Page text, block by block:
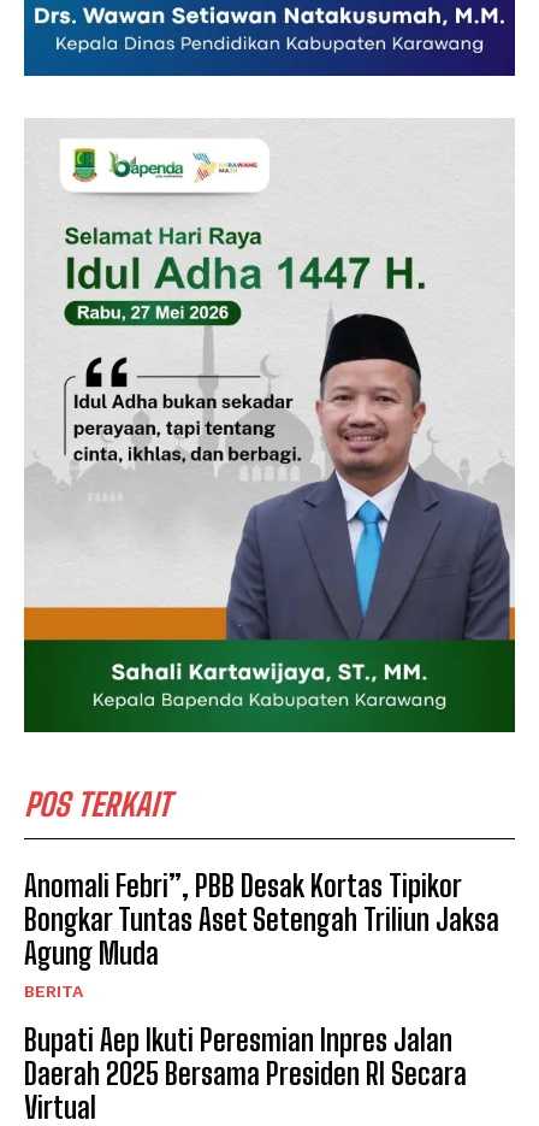
POS TERKAIT
Anomali Febri”, PBB Desak Kortas Tipikor
Bongkar Tuntas Aset Setengah Triliun Jaksa
Agung Muda
BERITA
Bupati Aep Ikuti Peresmian Inpres Jalan
Daerah 2025 Bersama Presiden RI Secara
Virtual